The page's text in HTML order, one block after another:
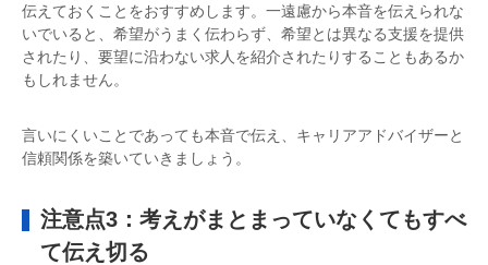
伝えておくことをおすすめします。一遠慮から本音を伝えられな
いでいると、希望がうまく伝わらず、希望とは異なる支援を提供
されたり、要望に沿わない求人を紹介されたりすることもあるか
もしれません。
言いにくいことであっても本音で伝え、キャリアアドバイザーと
信頼関係を築いていきましょう。
注意点3：考えがまとまっていなくてもすべ
て伝え切る